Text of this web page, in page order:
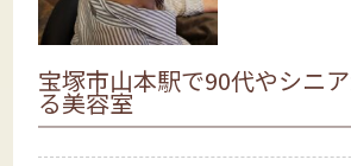
宝塚市山本駅で90代やシニ
る美容室